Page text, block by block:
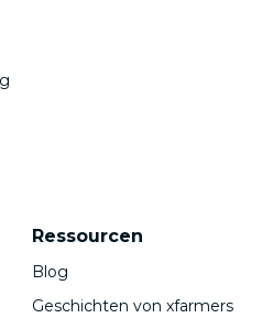
Ressourcen
Blog
Geschichten von xfarmers